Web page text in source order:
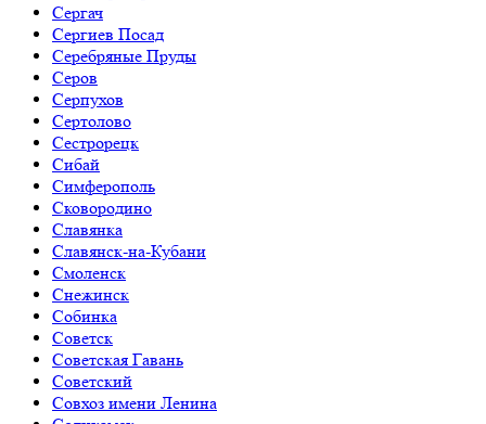
Сергач
Сергиев Посад
Серебряные Пруды
Серов
Серпухов
Сертолово
Сестрорецк
Сибай
Симферополь
Сковородино
Славянка
Славянск-на-Кубани
Смоленск
Снежинск
Собинка
Советск
Советская Гавань
Советский
Совхоз имени Ленина